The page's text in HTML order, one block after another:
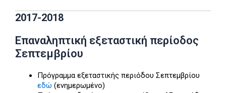
2017-2018
Επαναληπτική εξεταστική περίοδος
Σεπτεμβρίου
Πρόγραμμα εξεταστικής περιόδου Σεπτεμβρίου
εδώ (ενημερωμένο)